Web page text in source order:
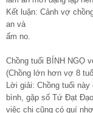
Kết luận: Cảnh vợ
an và
ấm no.
Chồng tuổi BÍNH NGỌ
(Chồng lớn hơn vợ 8
Lời giải: Chồng tuổi
bình, gặp số Tứ Đạt
việc chi cũng có quí